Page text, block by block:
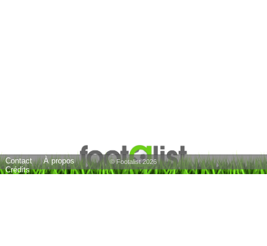
Contact
À propos
Crédits
© Footalist 2026